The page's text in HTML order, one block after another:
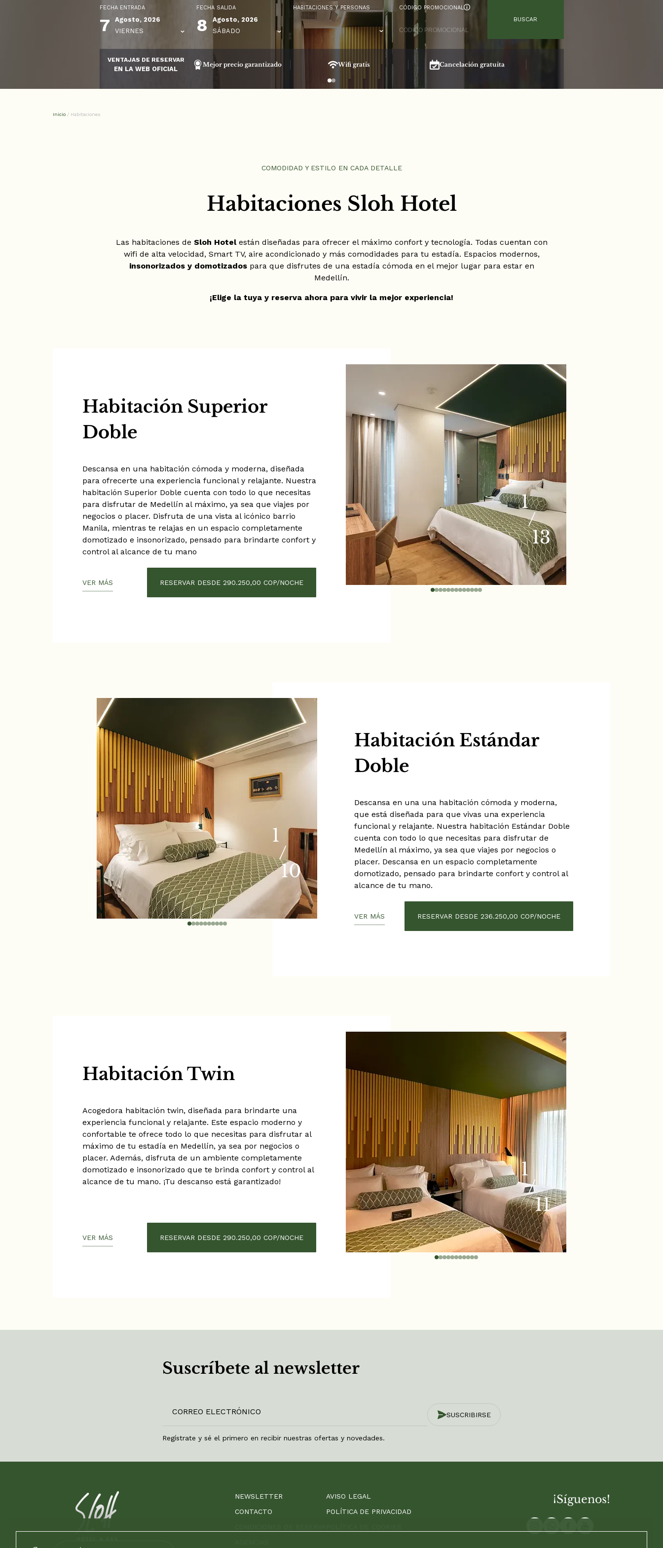
FECHA ENTRADA
7
Agosto, 2026
VIERNES
FECHA SALIDA
8
Agosto, 2026
SÁBADO
HABITACIONES Y PERSONAS CÓDIGO PROMOCIONAL
BUSCAR
VENTAJAS DE RESERVAR
EN LA WEB OFICIAL
Mejor precio garantizado Wifi gratis Cancelación gratuita
Inicio / Habitaciones
COMODIDAD Y ESTILO EN CADA DETALLE
Habitaciones Sloh Hotel
Las habitaciones de Sloh Hotelestán diseñadas para ofrecer el máximo confort y tecnología. Todas cuentan con
wifi de alta velocidad, Smart TV, aire acondicionado y más comodidades para tu estadía. Espacios modernos,
insonorizados y domotizadospara que disfrutes de una estadía cómoda en el mejor lugar para estar en
Medellín.
¡Elige la tuya y reserva ahora para vivir la mejor experiencia!
1
/
13
Habitación Superior
Doble
Descansa en una habitación cómoda y moderna, diseñada
para ofrecerte una experiencia funcional y relajante. Nuestra
habitación Superior Doble cuenta con todo lo que necesitas
para disfrutar de Medellín al máximo, ya sea que viajes por
negocios o placer. Disfruta de una vista al icónico barrio
Manila, mientras te relajas en un espacio completamente
domotizado e insonorizado, pensado para brindarte confort y
control al alcance de tu mano
VER MÁS RESERVAR DESDE 290.250,00 COP/NOCHE
1
/
10
Habitación Estándar
Doble
Descansa en una una habitación cómoda y moderna,
que está diseñada para que vivas una experiencia
funcional y relajante. Nuestra habitación Estándar Doble
cuenta con todo lo que necesitas para disfrutar de
Medellín al máximo, ya sea que viajes por negocios o
placer. Descansa en un espacio completamente
domotizado, pensado para brindarte confort y control al
alcance de tu mano.
VER MÁS RESERVAR DESDE 236.250,00 COP/NOCHE
1
/
11
Habitación Twin
Acogedora habitación twin, diseñada para brindarte una
experiencia funcional y relajante. Este espacio moderno y
confortable te ofrece todo lo que necesitas para disfrutar al
máximo de tu estadía en Medellín, ya sea por negocios o
placer. Además, disfruta de un ambiente completamente
domotizado e insonorizado que te brinda confort y control al
alcance de tu mano. ¡Tu descanso está garantizado!
VER MÁS RESERVAR DESDE 290.250,00 COP/NOCHE
Suscríbete al newsletter
SUSCRIBIRSE
Regístrate y sé el primero en recibir nuestras ofertas y novedades.
NEWSLETTER
CONTACTO
AVISO LEGAL
POLÍTICA DE PRIVACIDAD
¡Síguenos!